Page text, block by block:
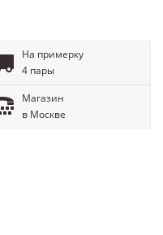
На примерку
4 пары
Магазин
в Москве